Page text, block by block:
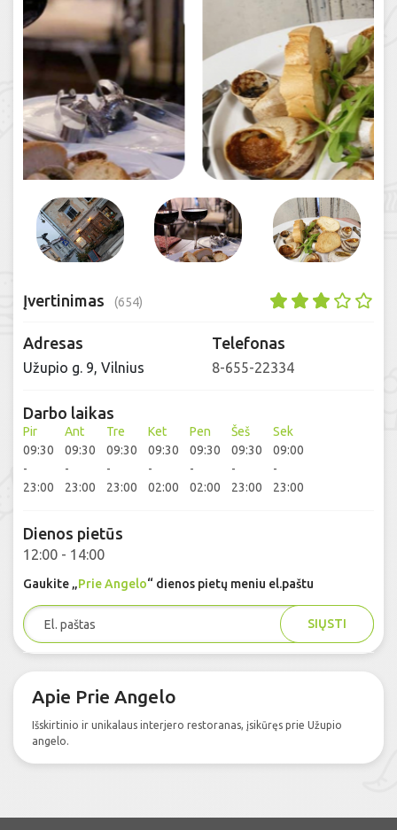
Įvertinimas (654)
Adresas
Užupio g. 9, Vilnius
Telefonas
8-655-22334
Darbo laikas
Pir
09:30
-
23:00
Ant
09:30
-
23:00
Tre
09:30
-
23:00
Ket
09:30
-
02:00
Pen
09:30
-
02:00
Šeš
09:30
-
23:00
Sek
09:00
-
23:00
Dienos pietūs
12:00 - 14:00
Gaukite „Prie Angelo“ dienos pietų meniu el.paštu
SIŲSTI
Apie Prie Angelo
Išskirtinio ir unikalaus interjero restoranas, įsikūręs prie Užupio
angelo.